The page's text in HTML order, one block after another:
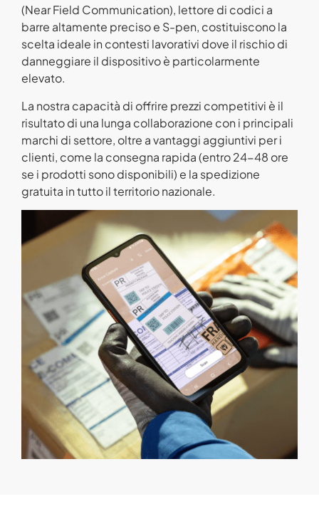
(Near Field Communication), lettore di codici a
barre altamente preciso e S-pen, costituiscono la
scelta ideale in contesti lavorativi dove il rischio di
danneggiare il dispositivo è particolarmente
elevato.
La nostra capacità di offrire prezzi competitivi è il
risultato di una lunga collaborazione con i principali
marchi di settore, oltre a vantaggi aggiuntivi per i
clienti, come la consegna rapida (entro 24-48 ore
se i prodotti sono disponibili) e la spedizione
gratuita in tutto il territorio nazionale.